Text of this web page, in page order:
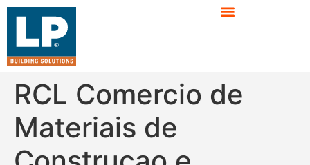
RCL Comercio de
Materiais de